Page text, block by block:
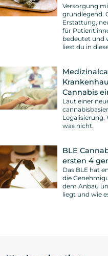
Versorgung
grundlegend.
Erstattung,
für
bedeutet und
liest du in
Cannabis
Laut einer
Legalisierung.
was nicht.
BLE
ersten 4
Das BLE hat
die
dem Anbau
liegt und wie